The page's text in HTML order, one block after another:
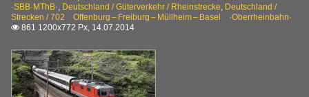
·SBB·MThB·, Deutschland / Güterverkehr / Rheinstrecke, Deutschland /
Strecken / 702 Offenburg – Freiburg – Müllheim – Basel ·Oberrheinbahn·
 861 1200x772 Px, 14.07.2014